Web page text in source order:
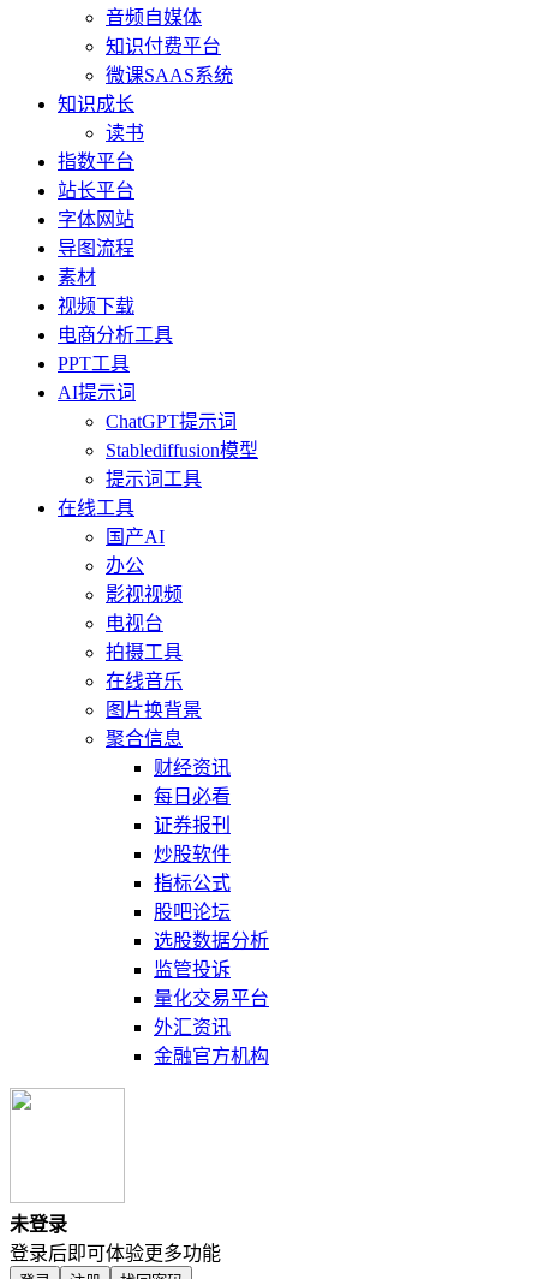
音频自媒体
知识付费平台
微课SAAS系统
知识成长
读书
指数平台
站长平台
字体网站
导图流程
素材
视频下载
电商分析工具
PPT工具
AI提示词
ChatGPT提示词
Stablediffusion模型
提示词工具
在线工具
国产AI
办公
影视视频
电视台
拍摄工具
在线音乐
图片换背景
聚合信息
财经资讯
每日必看
证券报刊
炒股软件
指标公式
股吧论坛
选股数据分析
监管投诉
量化交易平台
外汇资讯
金融官方机构
未登录
登录后即可体验更多功能